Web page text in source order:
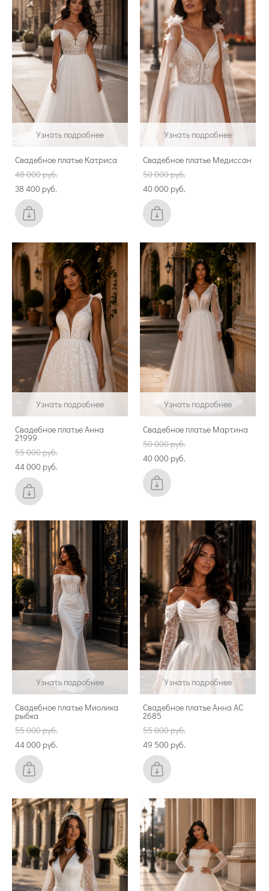
Узнать подробнее
Свадебное платье Катриса
48 000 pуб.
38 400 pуб.
Узнать подробнее
Свадебное платье Медиссан
50 000 pуб.
40 000 pуб.
Узнать подробнее
Свадебное платье Анна
21999
55 000 pуб.
44 000 pуб.
Узнать подробнее
Свадебное платье Мартина
50 000 pуб.
40 000 pуб.
Узнать подробнее
Свадебное платье Миолика
рыбка
55 000 pуб.
44 000 pуб.
Узнать подробнее
Свадебное платье Анна АС
2685
55 000 pуб.
49 500 pуб.